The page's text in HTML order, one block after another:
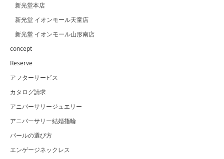
新光堂本店
新光堂 イオンモール天童店
新光堂 イオンモール山形南店
concept
Reserve
アフターサービス
カタログ請求
アニバーサリージュエリー
アニバーサリー結婚指輪
パールの選び方
エンゲージネックレス